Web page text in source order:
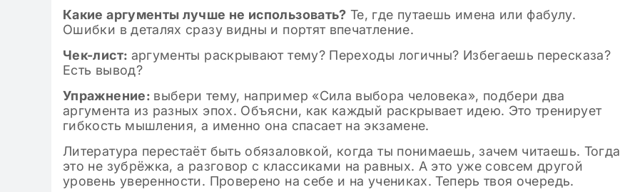
Какие аргументы лучше не использовать? Те, где путаешь имена или фабулу.
Ошибки в деталях сразу видны и портят впечатление.
Чек-лист: аргументы раскрывают тему? Переходы логичны? Избегаешь пересказа?
Есть вывод?
Упражнение: выбери тему, например «Сила выбора человека», подбери два
аргумента из разных эпох. Объясни, как каждый раскрывает идею. Это тренирует
гибкость мышления, а именно она спасает на экзамене.
Литература перестаёт быть обязаловкой, когда ты понимаешь, зачем читаешь. Тогда
это не зубрёжка, а разговор с классиками на равных. А это уже совсем другой
уровень уверенности. Проверено на себе и на учениках. Теперь твоя очередь.